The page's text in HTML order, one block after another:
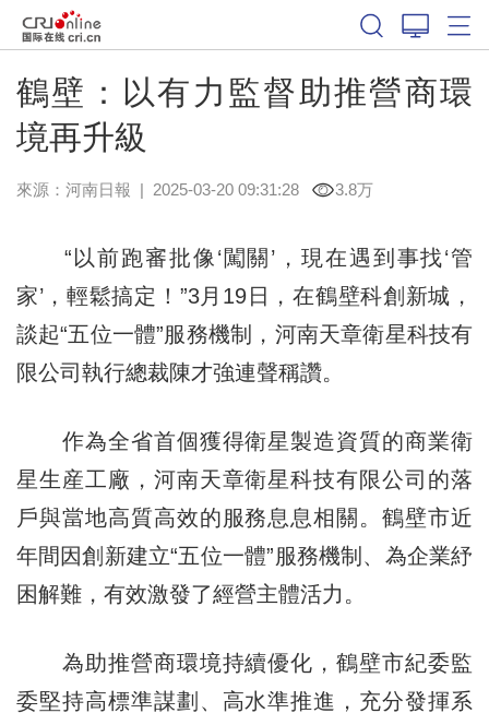
鶴壁：以有力監督助推營商環
境再升級
來源： 河南日報 | 2025-03-20 09:31:28 3.8万
“以前跑審批像‘闖關’，現在遇到事找‘管
家’，輕鬆搞定！”3月19日，在鶴壁科創新城，
談起“五位一體”服務機制，河南天章衛星科技有
限公司執行總裁陳才強連聲稱讚。
作為全省首個獲得衛星製造資質的商業衛
星生産工廠，河南天章衛星科技有限公司的落
戶與當地高質高效的服務息息相關。鶴壁市近
年間因創新建立“五位一體”服務機制、為企業紓
困解難，有效激發了經營主體活力。
為助推營商環境持續優化，鶴壁市紀委監
委堅持高標準謀劃、高水準推進，充分發揮系